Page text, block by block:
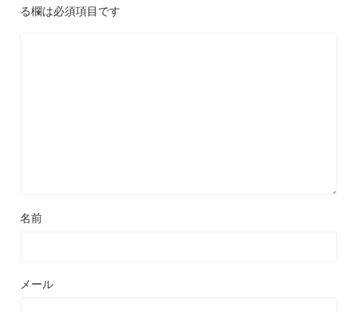
る欄は必須項目です
名前
メール